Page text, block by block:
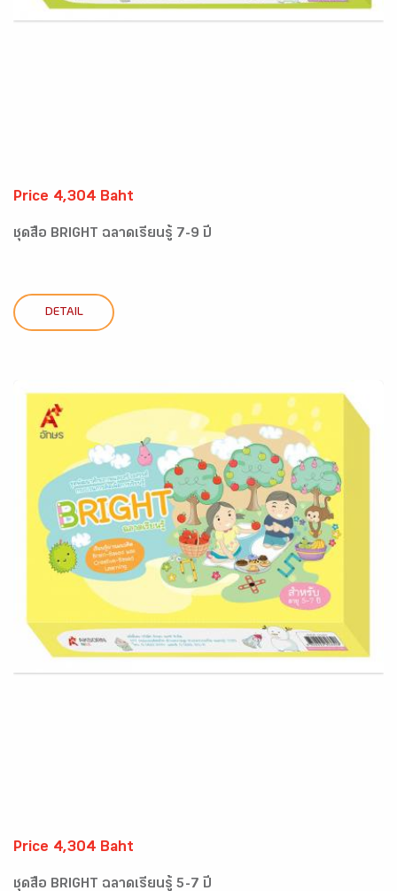
Price 4,304 Baht
ชุดสื่อ BRIGHT ฉลาดเรียนรู้ 7-9 ปี
DETAIL
Price 4,304 Baht
ชุดสื่อ BRIGHT ฉลาดเรียนรู้ 5-7 ปี